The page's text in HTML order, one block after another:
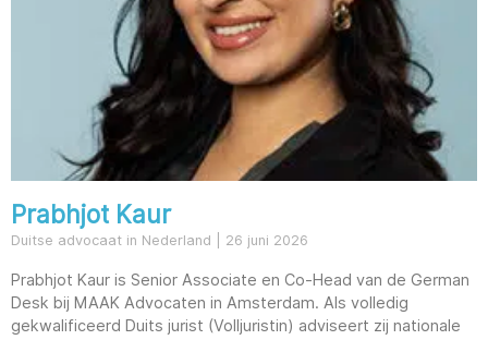
Prabhjot Kaur
Duitse advocaat in Nederland 26 juni 2026
Prabhjot Kaur is Senior Associate en Co-Head van de German
Desk bij MAAK Advocaten in Amsterdam. Als volledig
gekwalificeerd Duits jurist (Volljuristin) adviseert zij nationale